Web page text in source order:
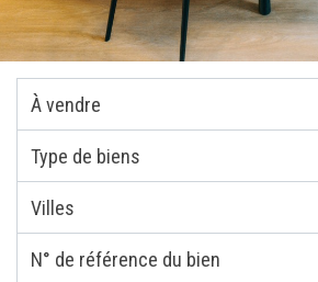
À vendre
Type de biens
Villes